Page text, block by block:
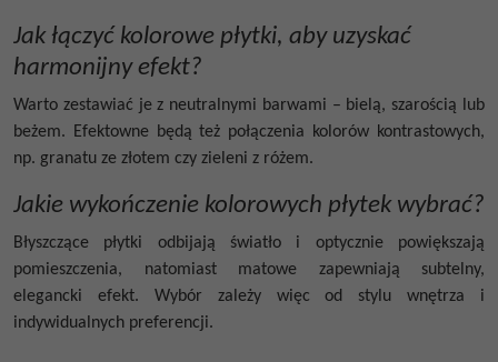
Jak łączyć kolorowe płytki, aby uzyskać
harmonijny efekt?
Warto zestawiać je z neutralnymi barwami – bielą, szarością lub
beżem. Efektowne będą też połączenia kolorów kontrastowych,
np. granatu ze złotem czy zieleni z różem.
Jakie wykończenie kolorowych płytek wybrać?
Błyszczące płytki odbijają światło i optycznie powiększają
pomieszczenia, natomiast matowe zapewniają subtelny,
elegancki efekt. Wybór zależy więc od stylu wnętrza i
indywidualnych preferencji.